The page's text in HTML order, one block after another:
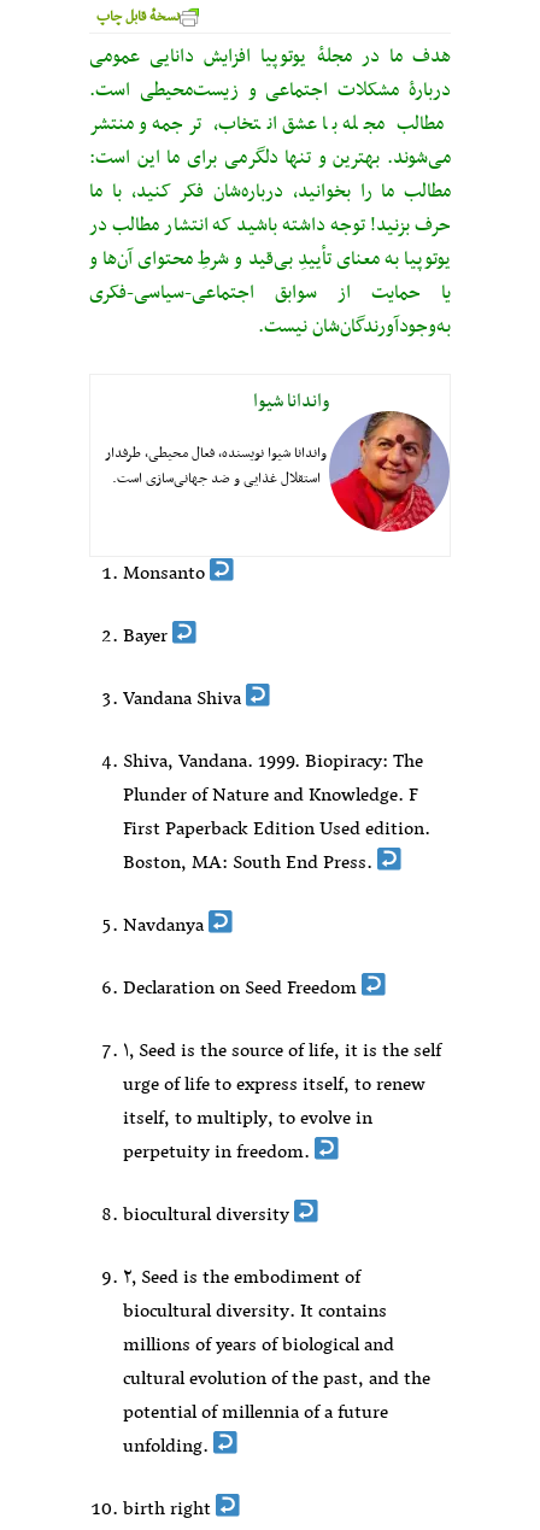
نسخهٔ قابل چاپ
هدف ما در مجلهٔ یوتوپیا افزایش دانایی عمومی
دربارهٔ مشکلات اجتماعی و زیست‌محیطی است.
مطالب مجله با عشق انتخاب، ترجمه و منتشر
می‌شوند. بهترین و تنها دلگرمی برای ما این است:
مطالب ما را بخوانید، درباره‌شان فکر کنید، با ما
حرف بزنید! توجه داشته باشید که انتشار مطالب در
یوتوپیا به معنای تأییدِ بی‌قید‌ و شرطِ محتوای آن‌ها و
یا حمایت از سوابق اجتماعی-سیاسی-فکری
به‌وجودآورندگان‌شان نیست.
واندانا شیوا
واندانا شیوا نویسنده، فعال محیطی، طرفدار
استقلال غذایی و ضد جهانی‌سازی است.
Monsanto
Bayer
Vandana Shiva
Shiva, Vandana. 1999. Biopiracy: The
Plunder of Nature and Knowledge. F
First Paperback Edition Used edition.
Boston, MA: South End Press.
Navdanya
Declaration on Seed Freedom
۱٫ Seed is the source of life, it is the self
urge of life to express itself, to renew
itself, to multiply, to evolve in
perpetuity in freedom.
biocultural diversity
۲٫ Seed is the embodiment of
biocultural diversity. It contains
millions of years of biological and
cultural evolution of the past, and the
potential of millennia of a future
unfolding.
birth right